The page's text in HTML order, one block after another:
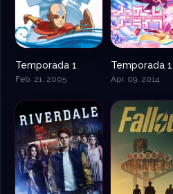
Temporada 1
Feb. 21, 2005
Temporada 1
Apr. 09, 2014